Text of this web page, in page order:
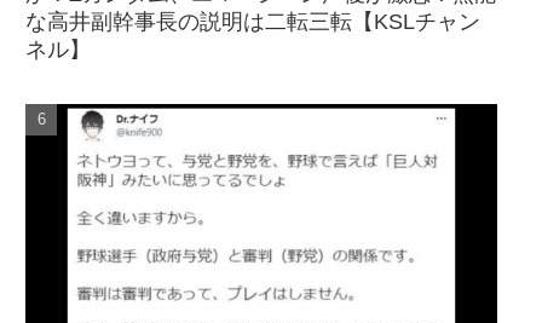
な高井副幹事長の説明は二転三転【KSLチャン
ネル】